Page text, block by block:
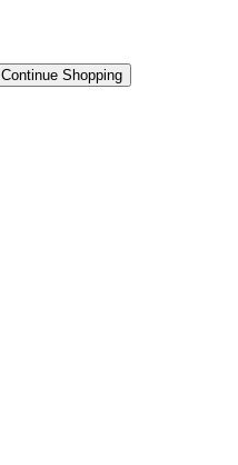
Continue Shopping